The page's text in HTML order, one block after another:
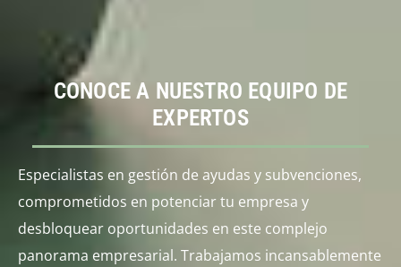
CONOCE A NUESTRO EQUIPO DE
EXPERTOS
Especialistas en gestión de ayudas y subvenciones,
comprometidos en potenciar tu empresa y
desbloquear oportunidades en este complejo
panorama empresarial. Trabajamos incansablemente